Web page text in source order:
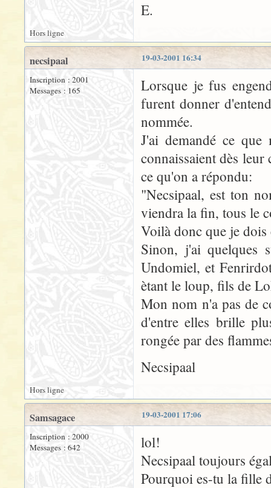
E.
Hors ligne
19-03-2001 16:34
necsipaal
Inscription : 2001
Messages : 165
Lorsque je fus
furent donner
nommée.
J'ai demandé ce
connaissaient dès
ce qu'on a répondu:
"Necsipaal, est ton
viendra la fin, tous le
Voilà donc que je dois
Sinon, j'ai quelques
Undomiel, et
ètant le loup, fils de
Mon nom n'a pas de
d'entre elles brille
rongée par des
Necsipaal
Hors ligne
19-03-2001 17:06
Samsagace
Inscription : 2000
Messages : 642
lol!
Necsipaal toujours
Pourquoi es-tu la fille